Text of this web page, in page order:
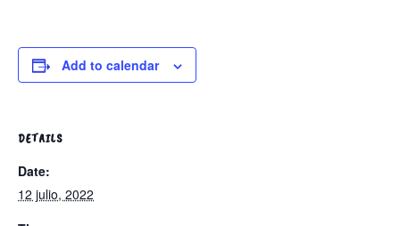
Add to calendar
DETAILS
Date:
12 julio, 2022